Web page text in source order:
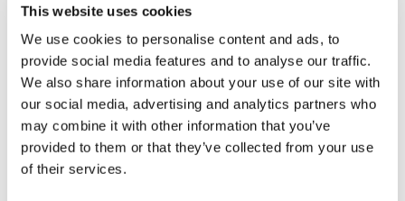
This website uses cookies
We use cookies to personalise content and ads, to
provide social media features and to analyse our traffic.
We also share information about your use of our site with
our social media, advertising and analytics partners who
may combine it with other information that you’ve
provided to them or that they’ve collected from your use
of their services.
1 pieza
incluido
€120,22
IVA incluido
Añadir a la cesta
Información